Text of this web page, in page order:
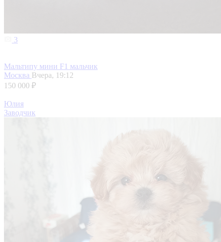
3
Мальтипу мини F1 мальчик
Москва Вчера, 19:12
150 000 ₽
Юлия
Заводчик